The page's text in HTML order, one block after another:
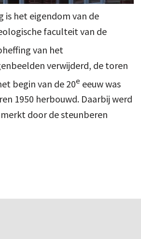
is het eigendom van de
faculteit van de
van het
verwijderd, de toren
begin van de 20e eeuw was
1950 herbouwd. Daarbij werd
door de steunberen